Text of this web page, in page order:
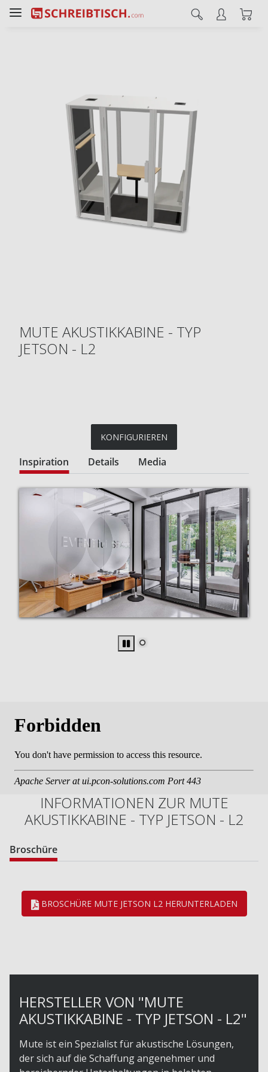
MUTE AKUSTIKKABINE - TYP
JETSON - L2
KONFIGURIEREN
Inspiration Details Media
INFORMATIONEN ZUR MUTE
AKUSTIKKABINE - TYP JETSON - L2
Broschüre
BROSCHÜRE MUTE JETSON L2 HERUNTERLADEN
HERSTELLER VON "MUTE
AKUSTIKKABINE - TYP JETSON - L2"
Mute ist ein Spezialist für akustische Lösungen,
der sich auf die Schaffung angenehmer und